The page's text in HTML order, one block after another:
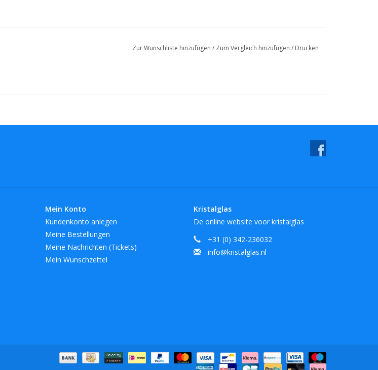
EAN/streepjescode: 3701503034437
Zur Wunschliste hinzufügen / Zum Vergleich hinzufügen / Drucken
Mein Konto
Kundenkonto anlegen
Meine Bestellungen
Meine Nachrichten (Tickets)
Mein Wunschzettel
Kristalglas
De online website voor kristalglas
+31 (0) 342-236032
info@kristalglas.nl